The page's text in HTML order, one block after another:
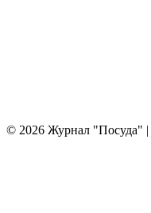
© 2026 Журнал "Посуда" |